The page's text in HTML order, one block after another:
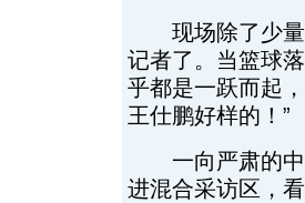
现场除了少量
记者了。当篮球
乎都是一跃而起
王仕鹏好样的！”
一向严肃的中
进混合采访区，